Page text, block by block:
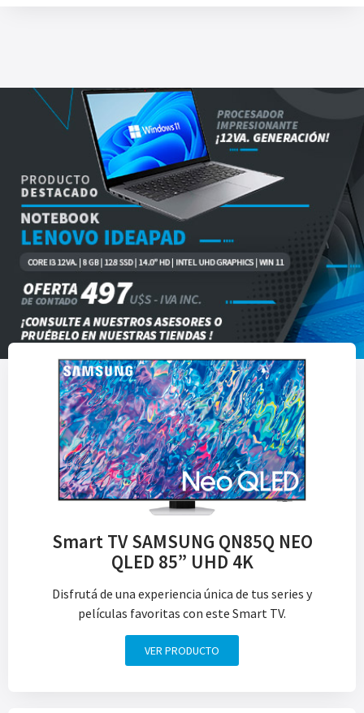
Smart TV SAMSUNG QN85Q NEO
QLED 85” UHD 4K
Disfrutá de una experiencia única de tus series y
películas favoritas con este Smart TV.
VER PRODUCTO